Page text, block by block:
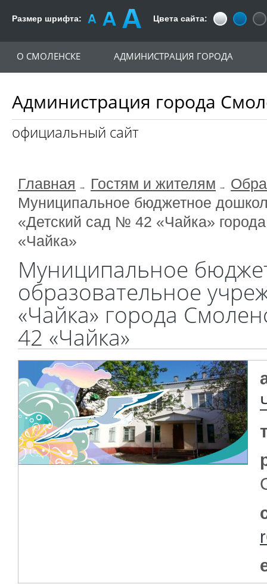
Размер шрифта: Цвета сайта:
Администрация города
официальный сайт
О СМОЛЕНСКЕ АДМИНИСТРАЦИЯ ГОРОДА
Главная Гостям и жителям
Муниципальное бюджетное
«Детский сад № 42 «Чайка»
«Чайка»
Муниципальное
образовательное
«Чайка» города
42 «Чайка»